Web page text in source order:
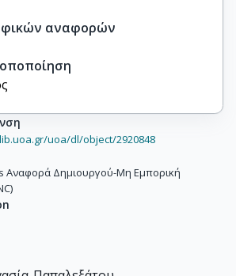
αναφορών
uoa/dl/object/2920848
Αναφορά Δημιουργού-Μη Εμπορική